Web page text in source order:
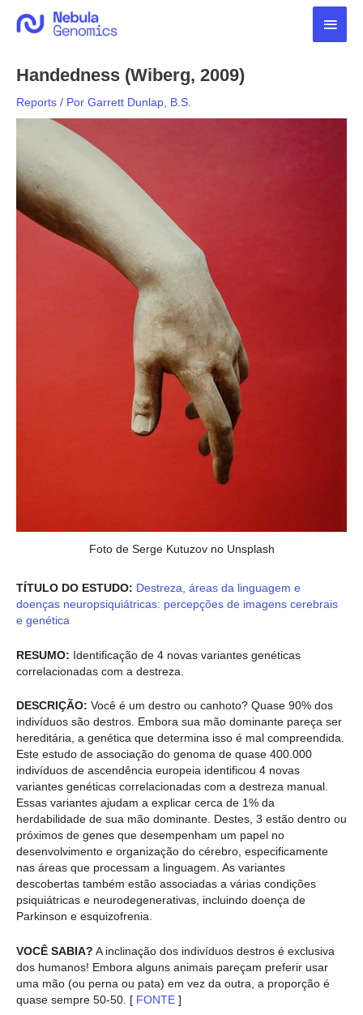
para
Handedness (Wiberg, 2009)
Reports / Por Garrett Dunlap, B.S.
Foto de Serge Kutuzov no Unsplash
TÍTULO DO ESTUDO: Destreza, áreas da linguagem e
doenças neuropsiquiátricas: percepções de imagens cerebrais
e genética
RESUMO: Identificação de 4 novas variantes genéticas
correlacionadas com a destreza.
DESCRIÇÃO: Você é um destro ou canhoto? Quase 90% dos
indivíduos são destros. Embora sua mão dominante pareça ser
hereditária, a genética que determina isso é mal compreendida.
Este estudo de associação do genoma de quase 400.000
indivíduos de ascendência europeia identificou 4 novas
variantes genéticas correlacionadas com a destreza manual.
Essas variantes ajudam a explicar cerca de 1% da
herdabilidade de sua mão dominante. Destes, 3 estão dentro ou
próximos de genes que desempenham um papel no
desenvolvimento e organização do cérebro, especificamente
nas áreas que processam a linguagem. As variantes
descobertas também estão associadas a várias condições
psiquiátricas e neurodegenerativas, incluindo doença de
Parkinson e esquizofrenia.
VOCÊ SABIA? A inclinação dos indivíduos destros é exclusiva
dos humanos! Embora alguns animais pareçam preferir usar
uma mão (ou perna ou pata) em vez da outra, a proporção é
quase sempre 50-50. [ FONTE ]